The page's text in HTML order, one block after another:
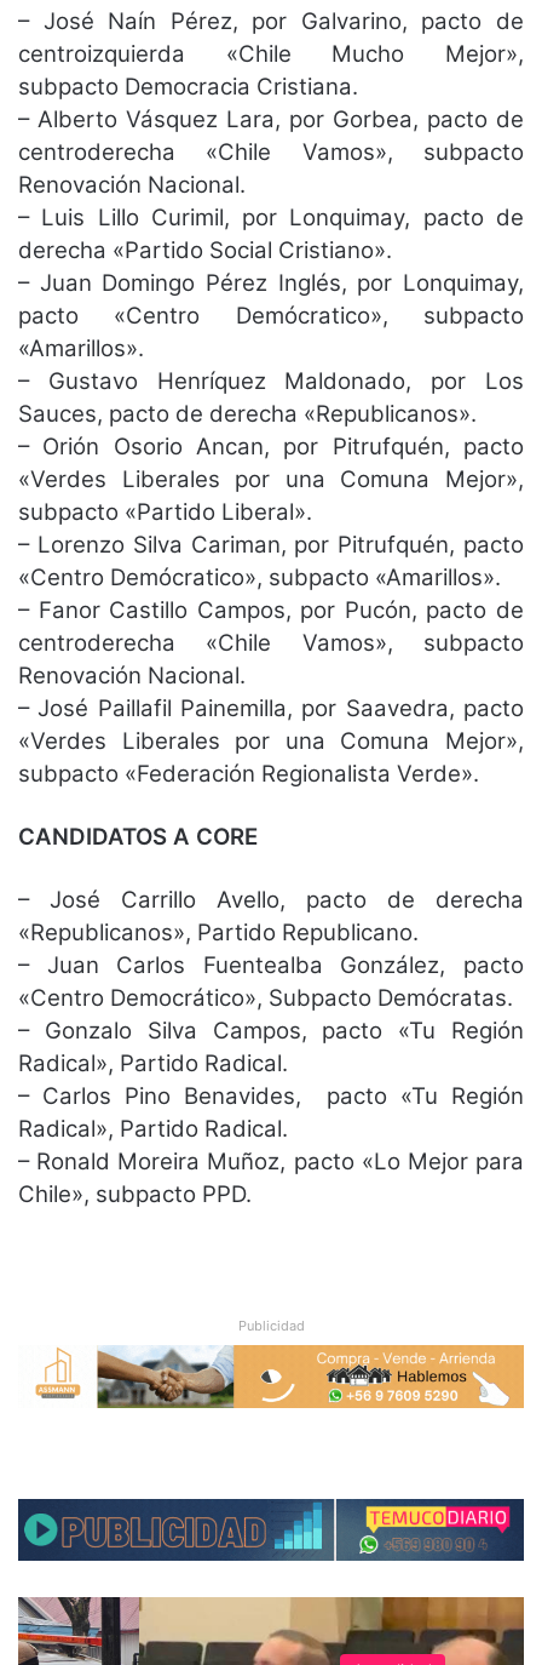
– José Naín Pérez, por Galvarino, pacto de
centroizquierda «Chile Mucho Mejor»,
subpacto Democracia Cristiana.
– Alberto Vásquez Lara, por Gorbea, pacto de
centroderecha «Chile Vamos», subpacto
Renovación Nacional.
– Luis Lillo Curimil, por Lonquimay, pacto de
derecha «Partido Social Cristiano».
– Juan Domingo Pérez Inglés, por Lonquimay,
pacto «Centro Demócratico», subpacto
«Amarillos».
– Gustavo Henríquez Maldonado, por Los
Sauces, pacto de derecha «Republicanos».
– Orión Osorio Ancan, por Pitrufquén, pacto
«Verdes Liberales por una Comuna Mejor»,
subpacto «Partido Liberal».
– Lorenzo Silva Cariman, por Pitrufquén, pacto
«Centro Demócratico», subpacto «Amarillos».
– Fanor Castillo Campos, por Pucón, pacto de
centroderecha «Chile Vamos», subpacto
Renovación Nacional.
– José Paillafil Painemilla, por Saavedra, pacto
«Verdes Liberales por una Comuna Mejor»,
subpacto «Federación Regionalista Verde».
CANDIDATOS A CORE
– José Carrillo Avello, pacto de derecha
«Republicanos», Partido Republicano.
– Juan Carlos Fuentealba González, pacto
«Centro Democrático», Subpacto Demócratas.
– Gonzalo Silva Campos, pacto «Tu Región
Radical», Partido Radical.
– Carlos Pino Benavides, pacto «Tu Región
Radical», Partido Radical.
– Ronald Moreira Muñoz, pacto «Lo Mejor para
Chile», subpacto PPD.
Publicidad